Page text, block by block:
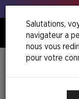
Accueil Camp
Salutations,
navigateur a
nous vous
pour votre